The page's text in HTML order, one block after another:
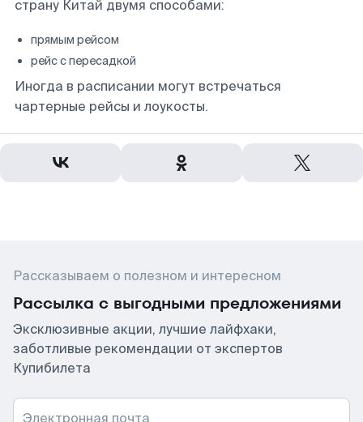
страну Китай двумя способами:
прямым рейсом
рейс с пересадкой
Иногда в расписании могут встречаться
чартерные рейсы и лоукосты.
Рассказываем о полезном и интересном
Рассылка с выгодными предложениями
Эксклюзивные акции, лучшие лайфхаки,
заботливые рекомендации от экспертов
Купибилета
Электронная почта